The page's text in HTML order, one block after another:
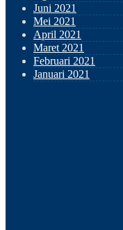
Juni 2021
Mei 2021
April 2021
Maret 2021
Februari 2021
Januari 2021